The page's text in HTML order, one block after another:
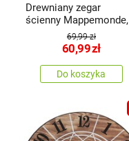
Drewniany zegar
ścienny Mappemonde,
śr. 34 cm69,99 zł
60,99zł
Do koszyka